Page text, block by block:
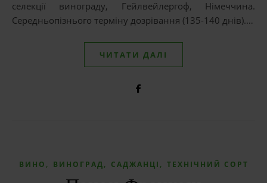
селекції винограду, Гейлвейлергоф, Німеччина.
Середньопізнього терміну дозрівання (135-140 днів).…
ЧИТАТИ ДАЛІ
ВИНО , ВИНОГРАД, САДЖАНЦІ , ТЕХНІЧНИЙ СОРТ